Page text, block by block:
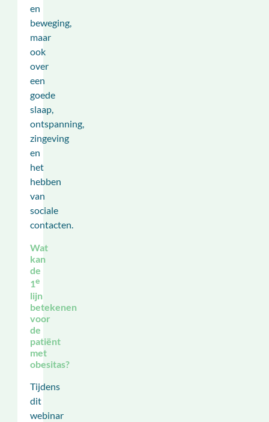
en
beweging,
maar
ook
over
een
goede
slaap,
ontspanning,
zingeving
en
het
hebben
van
sociale
contacten.
Wat
kan
de
1e
lijn
betekenen
voor
de
patiënt
met
obesitas?
Tijdens
dit
webinar